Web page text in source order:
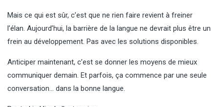
Mais ce qui est sûr, c’est que ne rien faire revient à freiner
l’élan. Aujourd’hui, la barrière de la langue ne devrait plus être un
frein au développement. Pas avec les solutions disponibles.
Anticiper maintenant, c’est se donner les moyens de mieux
communiquer demain. Et parfois, ça commence par une seule
conversation… dans la bonne langue.